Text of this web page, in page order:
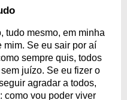
tudo mesmo, em minha
mim. Se eu sair por aí
sempre quis, todos
juízo. Se eu fizer o
agradar a todos,
como vou poder viver